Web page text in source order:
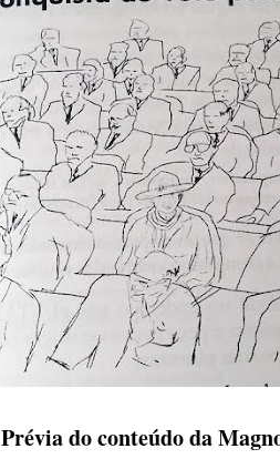
Prévia do conteúdo da